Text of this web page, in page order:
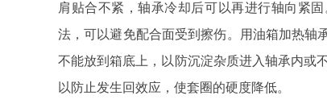
肩贴合不紧，轴承冷却后可以再进行轴向紧
法，可以避免配合面受到擦伤。用油箱加热轴
不能放到箱底上，以防沉淀杂质进入轴承内或
以防止发生回效应，使套圈的硬度降低。